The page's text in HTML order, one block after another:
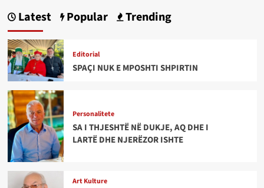
Latest Popular Trending
Editorial
SPAÇI NUK E MPOSHTI SHPIRTIN
Personalitete
SA I THJESHTË NË DUKJE, AQ DHE I
LARTË DHE NJERËZOR ISHTE
Art Kulture